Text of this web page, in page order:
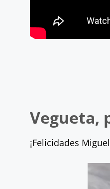
Vegueta,
¡Felicidades